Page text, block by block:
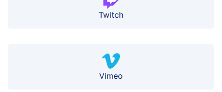
Twitch
Vimeo